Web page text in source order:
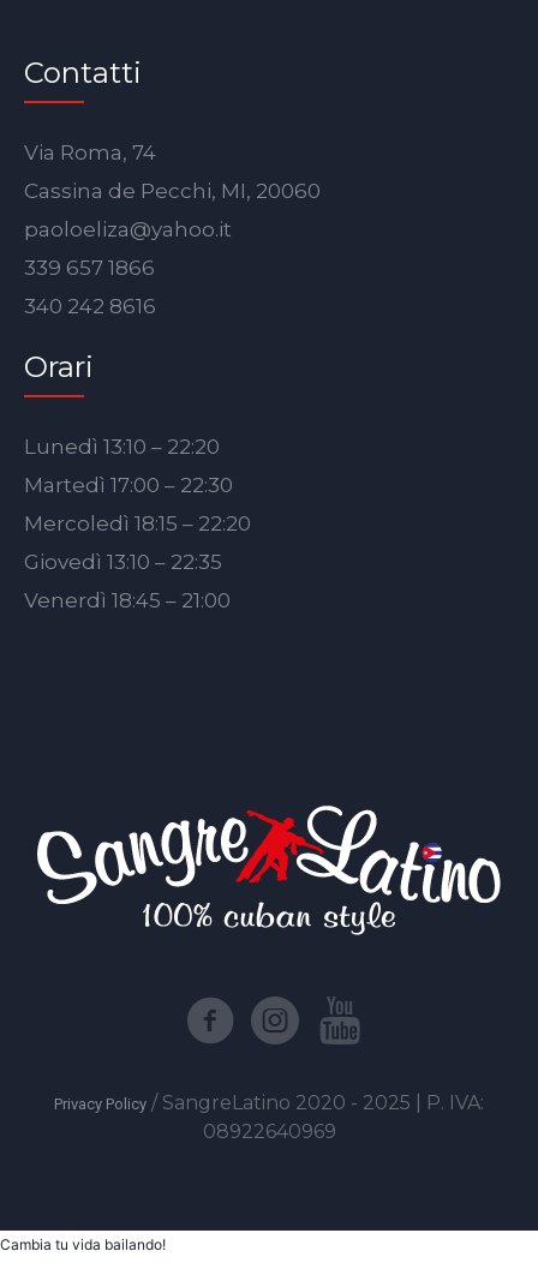
Contatti
Via Roma, 74
Cassina de Pecchi, MI, 20060
paoloeliza@yahoo.it
339 657 1866
340 242 8616
Orari
Lunedì 13:10 – 22:20
Martedì 17:00 – 22:30
Mercoledì 18:15 – 22:20
Giovedì 13:10 – 22:35
Venerdì 18:45 – 21:00
Privacy Policy / SangreLatino 2020 - 2025 | P. IVA:
08922640969
Cambia tu vida bailando!